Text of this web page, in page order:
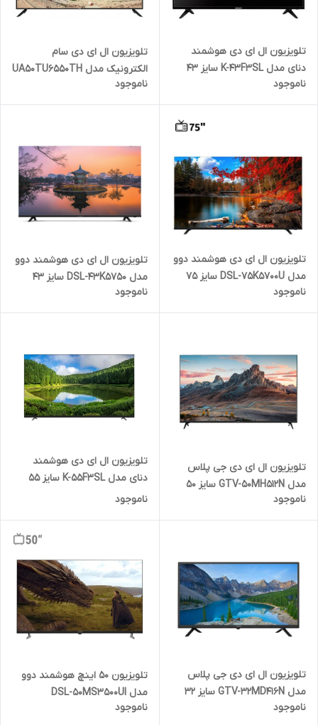
تلویزیون ال ای دی هوشمند
دنای مدل K-43F3SL سایز 43
اینچ
ناموجود
تلویزیون ال ای دی سام
الکترونیک مدل UA50TU6550TH
سایز 50 اینچ
ناموجود
تلویزیون ال ای دی هوشمند دوو
مدل DSL-75K5700U سایز 75
اینچ
ناموجود
تلویزیون ال ای دی هوشمند دوو
مدل DSL-43K5750 سایز 43
اینچ
ناموجود
تلویزیون ال ای دی جی پلاس
مدل GTV-50MH512N سایز 50
اینچ
ناموجود
تلویزیون ال ای دی هوشمند
دنای مدل K-55F3SL سایز 55
اینچ
ناموجود
تلویزیون ال ای دی جی پلاس
مدل GTV-32MD416N سایز 32
اینچ
ناموجود
تلویزیون 50 اینچ هوشمند دوو
مدل DSL-50MS3500UI
ناموجود